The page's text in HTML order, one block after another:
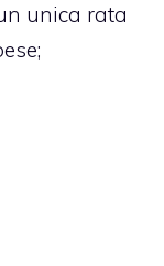
unica rata